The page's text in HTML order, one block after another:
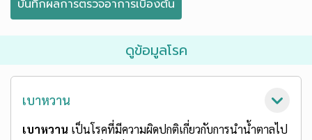
ดูข้อมูลโรค
เบาหวาน
เบาหวาน เป็นโรคที่มีความผิดปกติเกี่ยวกับการนำน้ำตาลไป